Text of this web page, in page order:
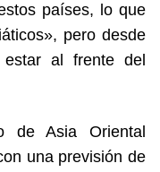
países, lo que
pero desde
al frente del
de Asia Oriental
una previsión de